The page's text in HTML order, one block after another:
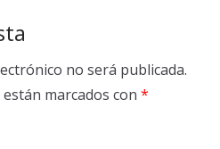
no será publicada.
marcados con *